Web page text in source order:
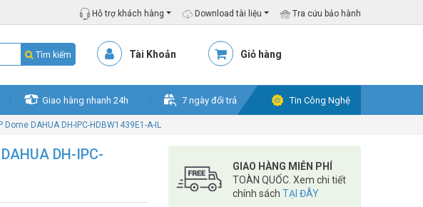
Hỗ trợ khách hàng Download tài liệu Tra cứu bảo hành
Tìm kiếm Tài Khoản Giỏ hàng
Giao hàng nhanh 24h 7 ngày đổi trả Tin Công Nghệ
Dome DAHUA DH-IPC-HDBW1439E1-A-IL
DH-IPC-
GIAO HÀNG MIỄN PHÍ
TOÀN QUỐC. Xem chi tiết
chính sách TẠI ĐÂY